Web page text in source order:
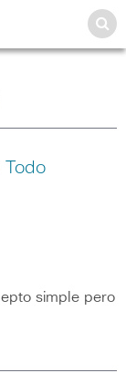
Todo
simple pero